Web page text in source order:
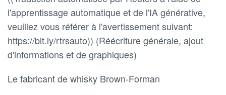
l'apprentissage automatique et de l'IA générative,
veuillez vous référer à l'avertissement suivant:
https://bit.ly/rtrsauto)) (Réécriture générale, ajout
d'informations et de graphiques)
Le fabricant de whisky Brown-Forman